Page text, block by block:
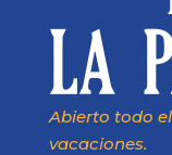
Abierto todo
vacaciones.